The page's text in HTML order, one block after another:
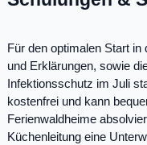
Für den optimalen Start in
und Erklärungen, sowie
Infektionsschutz im Juli
kostenfrei und kann
Ferienwaldheime
Küchenleitung eine